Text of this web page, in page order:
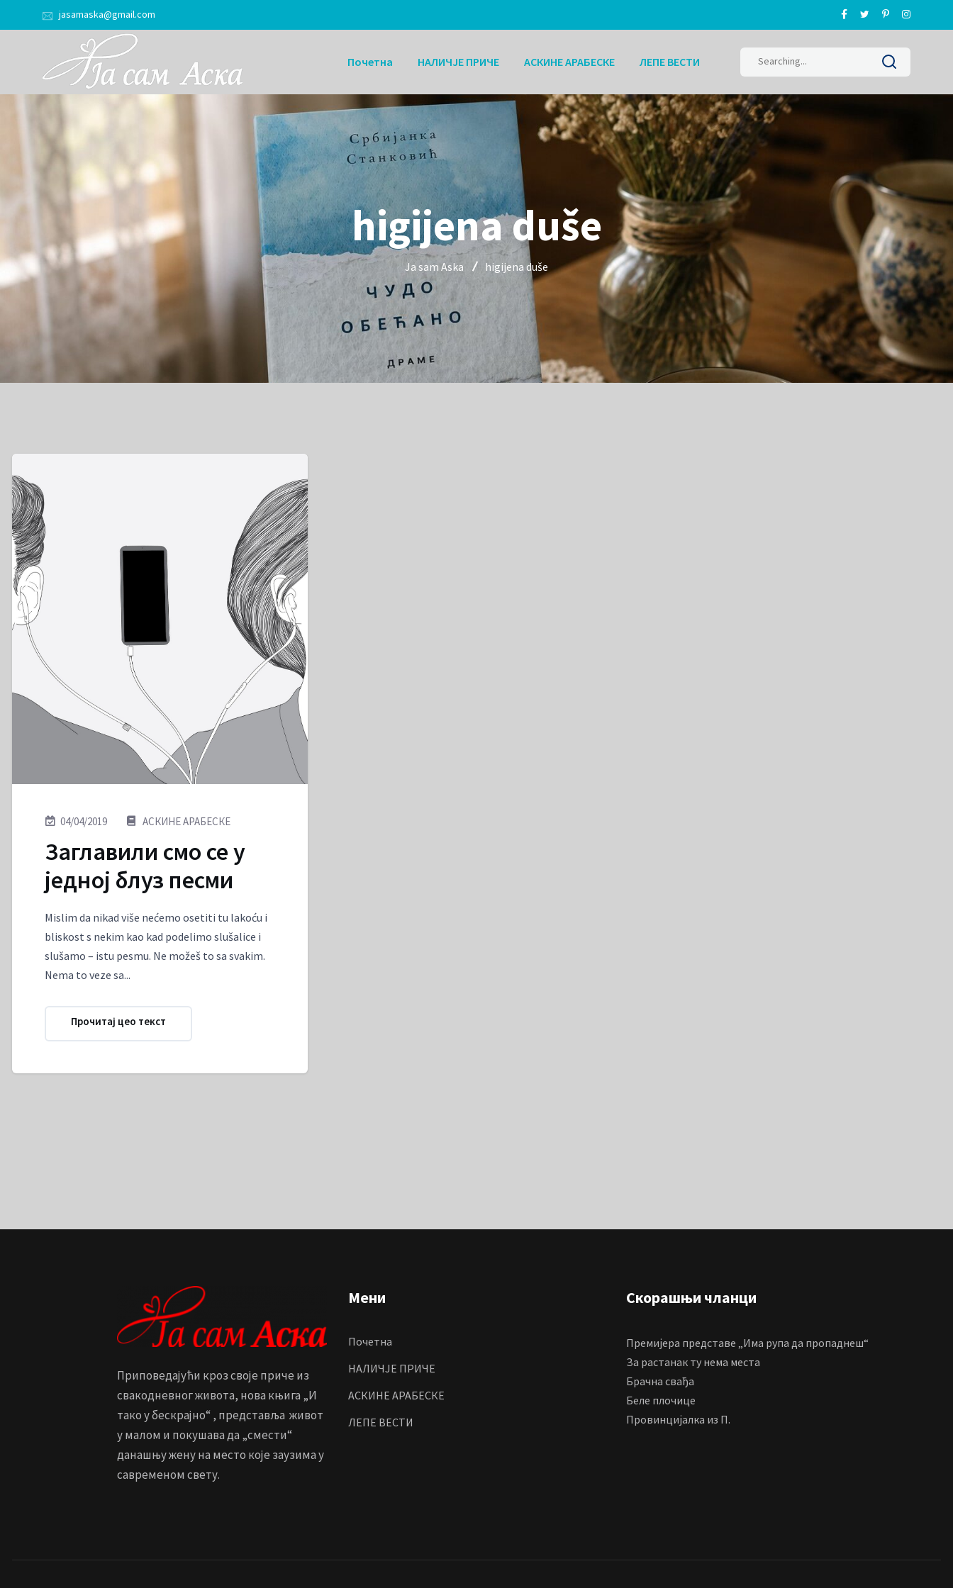
jasamaska@gmail.com
Почетна НАЛИЧЈЕ ПРИЧЕ АСКИНЕ АРАБЕСКЕ ЛЕПЕ ВЕСТИ
Search
for:
higijena duše
Ja sam Aska higijena duše
04/04/2019 АСКИНЕ АРАБЕСКЕ
Заглавили смо се у
једној блуз песми
Mislim da nikad više nećemo osetiti tu lakoću i
bliskost s nekim kao kad podelimo slušalice i
slušamo – istu pesmu. Ne možeš to sa svakim.
Nema to veze sa...
Прочитај цео текст
Приповедајући кроз своје приче из
свакодневног живота, нова књига „И
тако у бескрајно“ , представља живот
у малом и покушава да „смести“
данашњу жену на место које заузима у
савременом свету.
Мени
Почетна
НАЛИЧЈЕ ПРИЧЕ
АСКИНЕ АРАБЕСКЕ
ЛЕПЕ ВЕСТИ
Скорашњи чланци
Премијера представе „Има рупа да пропаднеш“
За растанак ту нема места
Брачна свађа
Беле плочице
Провинцијалка из П.